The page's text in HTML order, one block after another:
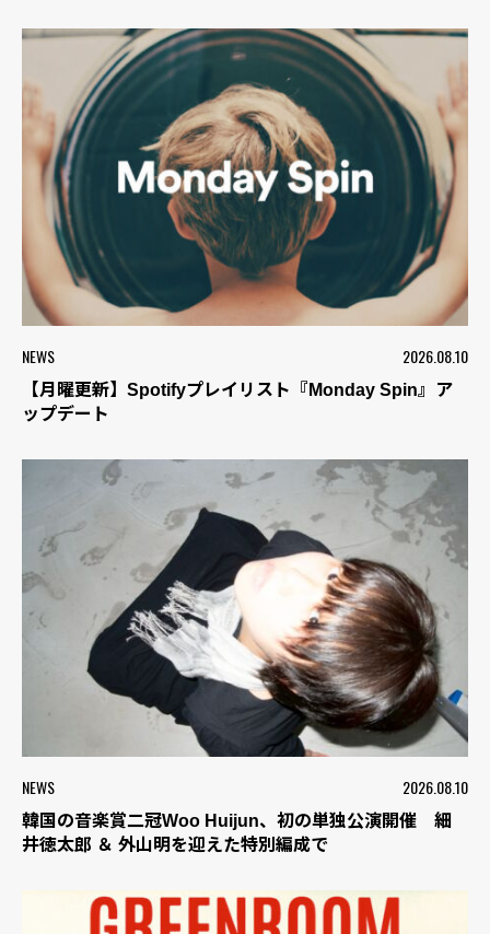
NEWS 2026.08.10
【月曜更新】Spotifyプレイリスト『Monday Spin』ア
ップデート
NEWS 2026.08.10
韓国の音楽賞二冠Woo Huijun、初の単独公演開催 細
井徳太郎 ＆ 外山明を迎えた特別編成で